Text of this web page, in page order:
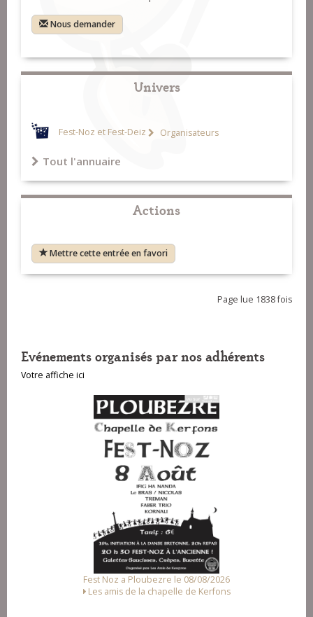
Nous demander
Univers
Fest-Noz et Fest-Deiz Organisateurs
Tout l'annuaire
Actions
Mettre cette entrée en favori
Page lue 1838 fois
Evénements organisés par nos adhérents
Votre affiche ici
Fest Noz a Ploubezre le 08/08/2026
Les amis de la chapelle de Kerfons